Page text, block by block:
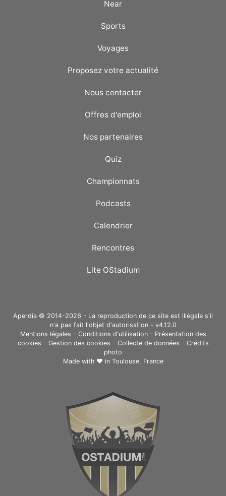
Near
Sports
Voyages
Proposez votre actualité
Nous contacter
Offres d'emploi
Nos partenaires
Quiz
Championnats
Podcasts
Calendrier
Rencontres
Lite OStadium
Aperdia © 2014-2026 - La reproduction de ce site est illégale s'il
n'a pas fait l'objet d'autorisation - v4.12.0
Mentions légales - Conditions d'utilisation- Présentation des
cookies - Gestion des cookies - Collecte de données - Crédits
photo
Made with ❤ in Toulouse, France